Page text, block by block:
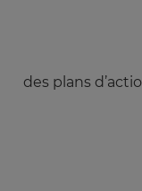
des plans